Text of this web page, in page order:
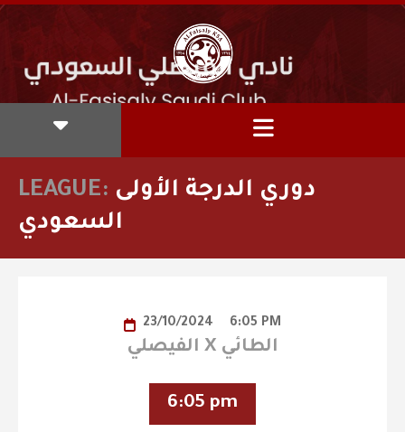
LEAGUE: دوري الدرجة الأولى
السعودي
23/10/2024 6:05 PM
الفيصلي X الطائي
6:05 pm